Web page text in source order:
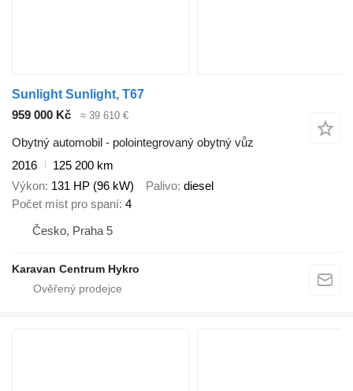
Sunlight Sunlight, T67
959 000 Kč
≈ 39 610 €
Obytný automobil - polointegrovaný obytný vůz
2016
125 200 km
Výkon 131 HP (96 kW) Palivo diesel
Počet míst pro spaní 4
Česko, Praha 5
Karavan Centrum Hykro